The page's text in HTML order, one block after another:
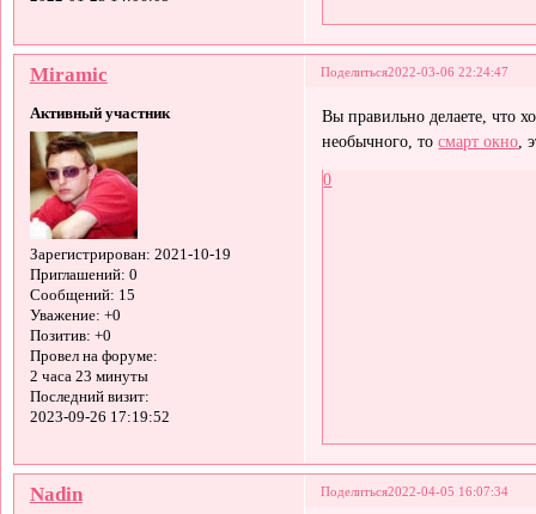
Поделиться2022-03-06 22:24:47
Miramic
Активный участник
Зарегистрирован: 2021-10-19
Приглашений: 0
Сообщений: 15
Уважение: +0
Позитив: +0
Провел на форуме:
2 часа 23 минуты
Последний визит:
2023-09-26 17:19:52
Вы правильно делаете, что
необычного, тосмарт окно ,
0
Поделиться2022-04-05 16:07:34
Nadin